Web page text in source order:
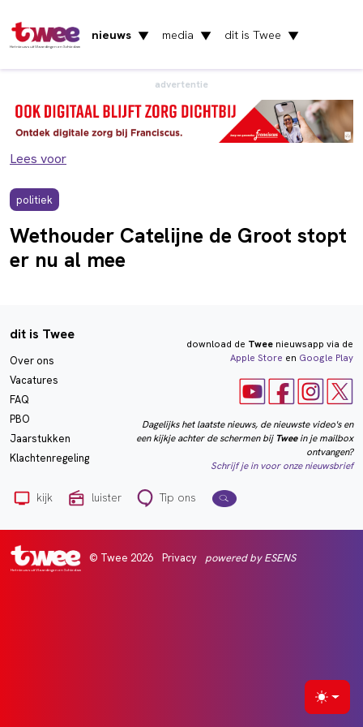
Het nieuws uit Vlaardingen en Schiedam
nieuws ▼ media ▼ dit is Twee ▼
advertentie
Lees voor
politiek
Wethouder Catelijne de Groot stopt
er nu al mee
dit is Twee
Over ons
Vacatures
FAQ
PBO
Jaarstukken
Klachtenregeling
download de Tweenieuwsapp via de
Apple Store en Google Play
Dagelijks het laatste nieuws, de nieuwste video's en
een kijkje achter de schermen bij Tweein je mailbox
ontvangen?
Schrijf je in voor onze nieuwsbrief
kijk luister Tip ons
Het nieuws uit Vlaardingen en Schiedam
© Twee 2026 Privacy powered by ESENS